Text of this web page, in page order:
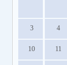
3 4
10 11